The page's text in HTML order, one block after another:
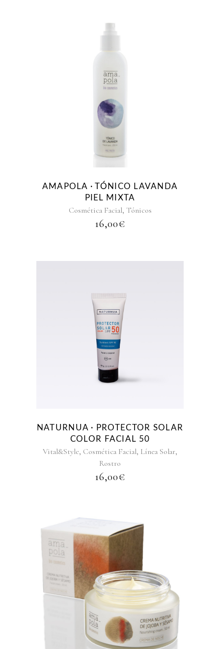
AMAPOLA · TÓNICO LAVANDA
PIEL MIXTA
Cosmética Facial, Tónicos
16,00€
NATURNUA · PROTECTOR SOLAR
COLOR FACIAL 50
Vital&Style, Cosmética Facial, Línea Solar,
Rostro
16,00€